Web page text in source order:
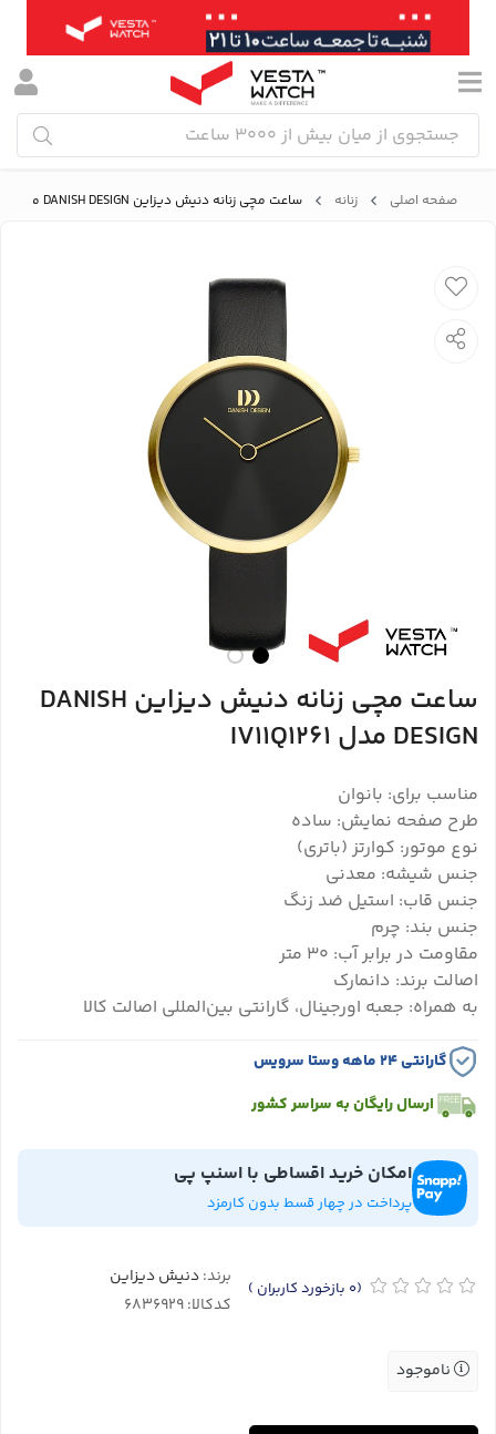
صفحه اصلی زنانه ساعت مچی زنانه دنیش دیزاین DANISH DESIGN مدل IV11Q1261
ساعت مچی زنانه دنیش دیزاین DANISH
DESIGN مدل IV11Q1261
مناسب برای: بانوان
طرح صفحه نمایش: ساده
نوع موتور: کوارتز (باتری)
جنس شیشه: معدنی
جنس قاب: استیل ضد زنگ
جنس بند: چرم
مقاومت در برابر آب: 30 متر
اصالت برند: دانمارک
به همراه: جعبه اورجینال، گارانتی بین‌المللی اصالت کالا
گارانتی ۲۴ ماهه وستا سرویس
ارسال رایگان به سراسر کشور
امکان خرید اقساطی با اسنپ پی
پرداخت در چهار قسط بدون کارمزد
(0 بازخورد کاربران ) برند:دنیش دیزاین
کدکالا:
ناموجود